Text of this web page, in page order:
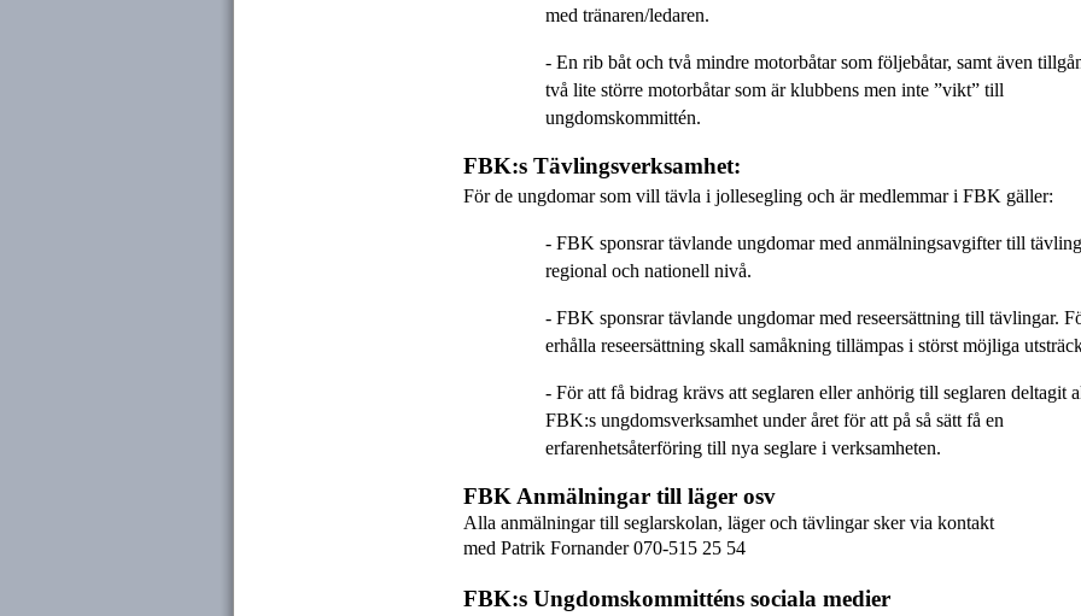
med tränaren/ledaren.
- En rib båt och två mindre motorbåtarsom följebåtar, samt även
två lite större motorbåtar som är klubbens men inte ”vikt” till
ungdomskommittén.
FBK:s Tävlingsverksamhet:
För de ungdomar som vill tävla i jollesegling och är medlemmar i FBK gäller:
- FBK sponsrar tävlande ungdomar med anmälningsavgifter till
regional och nationell nivå.
- FBK sponsrar tävlande ungdomar med reseersättning till tävlingar.
erhålla reseersättning skall samåkning tillämpas i störst möjliga
- För att få bidrag krävs att seglaren eller anhörig till seglaren deltagit
FBK:s ungdomsverksamhet under året för att på så sätt få en
erfarenhetsåterföring till nya seglare i verksamheten.
FBK Anmälningar till läger osv
Alla anmälningar till seglarskolan, läger och tävlingar sker via kontakt
med Patrik Fornander 070-515 25 54
FBK:s Ungdomskommitténs sociala medier